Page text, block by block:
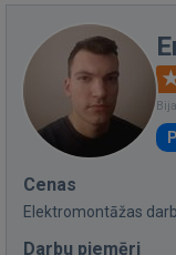
Cenas
Elektromontāžas
Darbu piemēri